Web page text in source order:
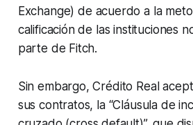
Exchange)de acuerdo a la
calificación de las instituciones
parte de Fitch.
Sin embargo, Crédito Real
sus contratos, la “Cláusula de